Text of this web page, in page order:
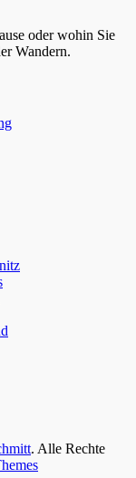
oder wohin Sie
Wandern.
. Alle Rechte